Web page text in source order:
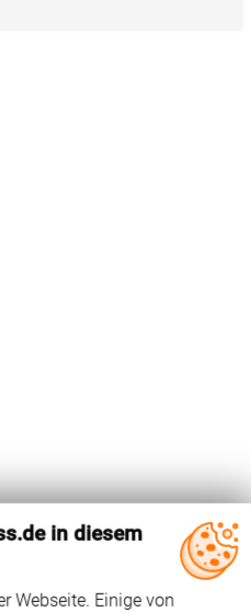
in diesem
Webseite. Einige von